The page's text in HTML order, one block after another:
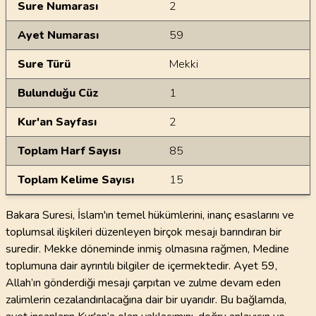
Sure Numarası
2
Ayet Numarası
59
Sure Türü
Mekki
Bulunduğu Cüz
1
Kur'an Sayfası
2
Toplam Harf Sayısı
85
Toplam Kelime Sayısı
15
Bakara Suresi, İslam'ın temel hükümlerini, inanç esaslarını ve
toplumsal ilişkileri düzenleyen birçok mesajı barındıran bir
suredir. Mekke döneminde inmiş olmasına rağmen, Medine
toplumuna dair ayrıntılı bilgiler de içermektedir. Ayet 59,
Allah’ın gönderdiği mesajı çarpıtan ve zulme devam eden
zalimlerin cezalandırılacağına dair bir uyarıdır. Bu bağlamda,